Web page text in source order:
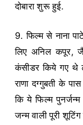
दोबारा शुरू हुई.
9. फिल्म से नाना
लिए अनिल कपूर,
कंसीडर किये गए थे
राणा दग्गुबती के
कि ये फिल्म
जन्म वाली पूरी